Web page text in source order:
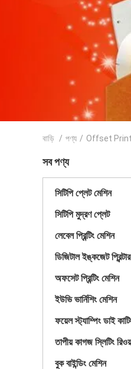
বাড়ি / পণ্য / Offset
সব পণ্য
সিটিপি প্লেট মেশিন
সিটিপি মুদ্রণ প্লেট
লেবেল প্রিন্টিং মেশিন
ডিজিটাল ইঙ্কজেট প্রিন্টার
অফসেট প্রিন্টিং মেশিন
ইউভি ভার্নিশিং মেশিন
ফয়েল স্ট্যাম্পিং ডাই
তাপীয় কাগজ স্লিটিং
বুক বাইন্ডিং মেশিন